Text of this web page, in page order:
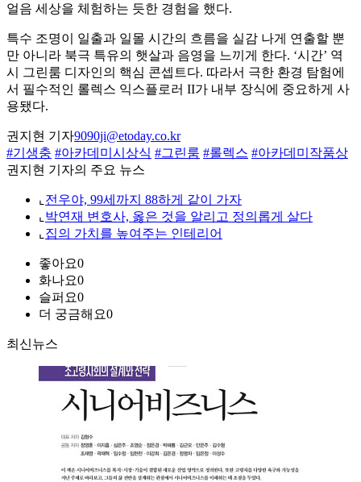
얼음 세상을 체험하는 듯한 경험을 했다.
특수 조명이 일출과 일몰 시간의 흐름을 실감 나게 연출할 뿐
만 아니라 북극 특유의 햇살과 음영을 느끼게 한다. ‘시간’ 역
시 그린룸 디자인의 핵심 콘셉트다. 따라서 극한 환경 탐험에
서 필수적인 롤렉스 익스플로러 II가 내부 장식에 중요하게 사
용됐다.
권지현 기자9090ji@etoday.co.kr
#기생충 #아카데미시상식 #그린룸 #롤렉스 #아카데미작품상
권지현 기자의 주요 뉴스
⌞ 전우야, 99세까지 88하게 같이 가자
⌞ 박연재 변호사, 옳은 것을 알리고 정의롭게 살다
⌞ 집의 가치를 높여주는 인테리어
좋아요0
화나요0
슬퍼요0
더 궁금해요0
최신뉴스